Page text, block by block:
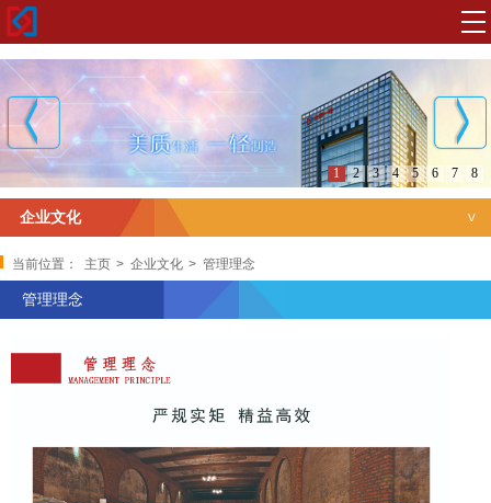
1 2 3 4 5 6 7 8
企业文化
企业标识
企业愿景
企业使命
企业精神
当前位置： 主页 > 企业文化 > 管理理念
管理理念